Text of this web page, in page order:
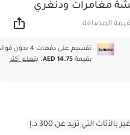
مغامرات ودنغري
المضافة
تقسيم على دفعات 4 بدون
بقيمةAED 14.75. يتعلم أكثر
التي تزيد عن 300 د.إ